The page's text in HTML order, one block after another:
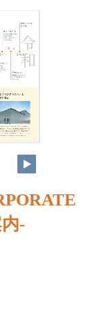
-